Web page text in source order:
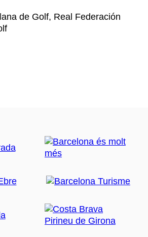
de Golf, Real Federación